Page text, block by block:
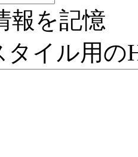
報を記憶
タイル用